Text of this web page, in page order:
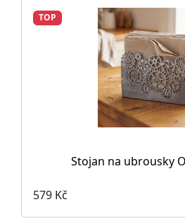
TOP
Stojan na ubrousky
579 Kč